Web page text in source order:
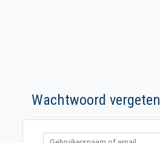
Wachtwoord vergeten